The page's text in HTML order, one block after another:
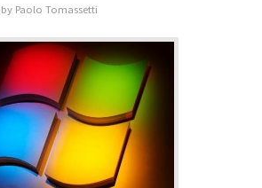
by Paolo Tomassetti